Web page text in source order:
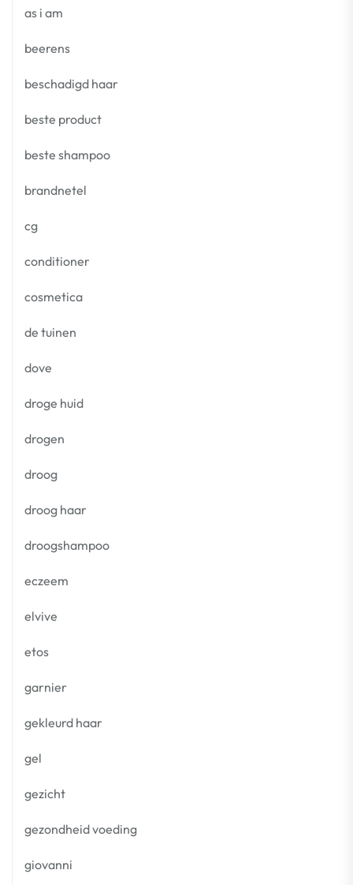
as i am
beerens
beschadigd haar
beste product
beste shampoo
brandnetel
cg
conditioner
cosmetica
de tuinen
dove
droge huid
drogen
droog
droog haar
droogshampoo
eczeem
elvive
etos
garnier
gekleurd haar
gel
gezicht
gezondheid voeding
giovanni